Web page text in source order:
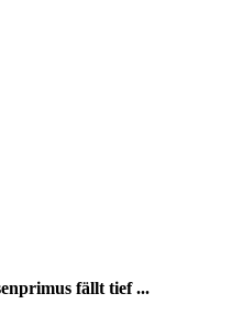
fällt tief ...